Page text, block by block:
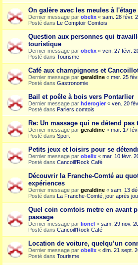
On galère avec les meules à l'étage
Dernier message par obelix « sam. 28 févr.
Posté dans Le Comptoir Comtois
Question aux personnes qui
touristique
Dernier message par obelix « ven. 27 févr.
Posté dans Tourisme
Café aux champignons et
Dernier message par geraldine « mer. 25
Posté dans Gastronomie
Bail et poêle à bois vers Pontarlier
Dernier message par hderogier « ven. 20
Posté dans Parlers comtois
Re: Un massage qui ne détend
Dernier message par geraldine « mar. 17
Posté dans Sport
Petits jeux et loisirs pour se
Dernier message par obelix « mar. 10 févr.
Posté dans Cancoill'Rock Café
Découvrir la Franche-Comté au
expériences
Dernier message par geraldine « sam. 13
Posté dans La Franche-Comté, jour après
Quel coin comtois metre en avant
passage
Dernier message par lionel « sam. 29 nov.
Posté dans Cancoill'Rock Café
Location de voiture, quelqu’un
Dernier message par obelix « dim. 21 sept.
Posté dans Tourisme